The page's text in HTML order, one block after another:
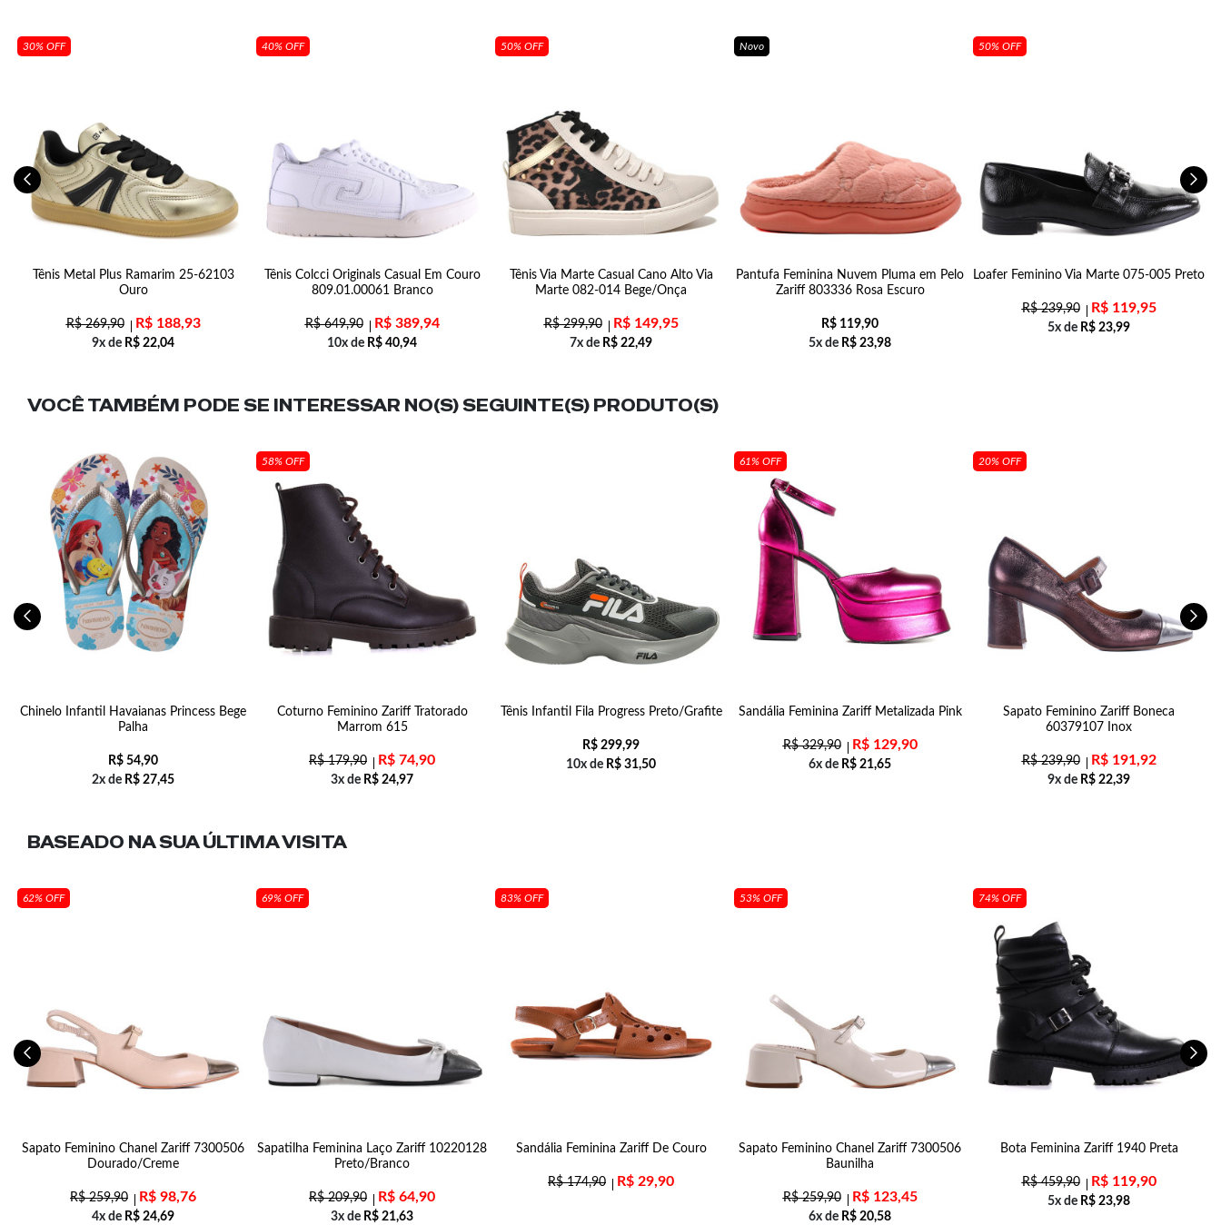
30% OFF
Tênis Metal Plus Ramarim 25-62103
Ouro
R$269,90 R$188,93
9x de R$ 22,04
40% OFF
Tênis Colcci Originals Casual Em Couro
809.01.00061 Branco
R$649,90 R$389,94
10x de R$ 40,94
50% OFF
Tênis Via Marte Casual Cano Alto Via
Marte 082-014 Bege/Onça
R$299,90 R$149,95
7x de R$ 22,49
Novo
Pantufa Feminina Nuvem Pluma em Pelo
Zariff 803336 Rosa Escuro
R$ 119,90
5x de R$ 23,98
50% OFF
Loafer Feminino Via Marte 075-005 Preto
R$239,90 R$119,95
5x de R$ 23,99
VOCÊ TAMBÉM PODE SE INTERESSAR NO(S) SEGUINTE(S) PRODUTO(S)
Chinelo Infantil Havaianas Princess Bege
Palha
R$ 54,90
2x de R$ 27,45
58% OFF
Coturno Feminino Zariff Tratorado
Marrom 615
R$179,90 R$ 74,90
3x de R$ 24,97
Tênis Infantil Fila Progress Preto/Grafite
R$ 299,99
10x de R$ 31,50
61% OFF
Sandália Feminina Zariff Metalizada Pink
R$329,90 R$129,90
6x de R$ 21,65
20% OFF
Sapato Feminino Zariff Boneca
60379107 Inox
R$239,90 R$191,92
9x de R$ 22,39
BASEADO NA SUAÚLTIMA VISITA
62% OFF
Sapato Feminino Chanel Zariff 7300506
Dourado/Creme
R$259,90 R$ 98,76
4x de R$ 24,69
69% OFF
Sapatilha Feminina Laço Zariff 10220128
Preto/Branco
R$209,90 R$ 64,90
3x de R$ 21,63
83% OFF
Sandália Feminina Zariff De Couro
R$174,90 R$ 29,90
53% OFF
Sapato Feminino Chanel Zariff 7300506
Baunilha
R$259,90 R$123,45
6x de R$ 20,58
74% OFF
Bota Feminina Zariff 1940 Preta
R$459,90 R$119,90
5x de R$ 23,98